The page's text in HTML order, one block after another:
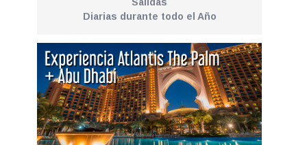
Diarias durante todo el Año